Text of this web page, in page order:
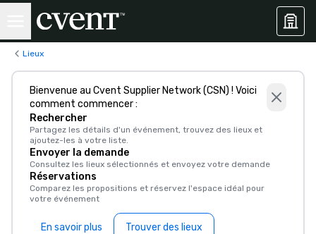
Lieux
Bienvenue au Cvent Supplier Network (CSN) ! Voici
comment commencer :
Rechercher
Partagez les détails d'un événement, trouvez des lieux et
ajoutez-les à votre liste.
Envoyer la demande
Consultez les lieux sélectionnés et envoyez votre demande
Réservations
Comparez les propositions et réservez l'espace idéal pour
votre événement
En savoir plus Trouver des lieux